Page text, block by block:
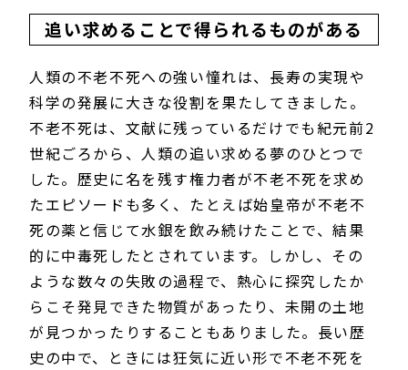
追い求めることで得られるものがある
人類の不老不死への強い憧れは、長寿の実現や
科学の発展に大きな役割を果たしてきました。
不老不死は、文献に残っているだけでも紀元前2
世紀ごろから、人類の追い求める夢のひとつで
した。歴史に名を残す権力者が不老不死を求め
たエピソードも多く、たとえば始皇帝が不老不
死の薬と信じて水銀を飲み続けたことで、結果
的に中毒死したとされています。しかし、その
ような数々の失敗の過程で、熱心に探究したか
らこそ発見できた物質があったり、未開の土地
が見つかったりすることもありました。長い歴
史の中で、ときには狂気に近い形で不老不死を